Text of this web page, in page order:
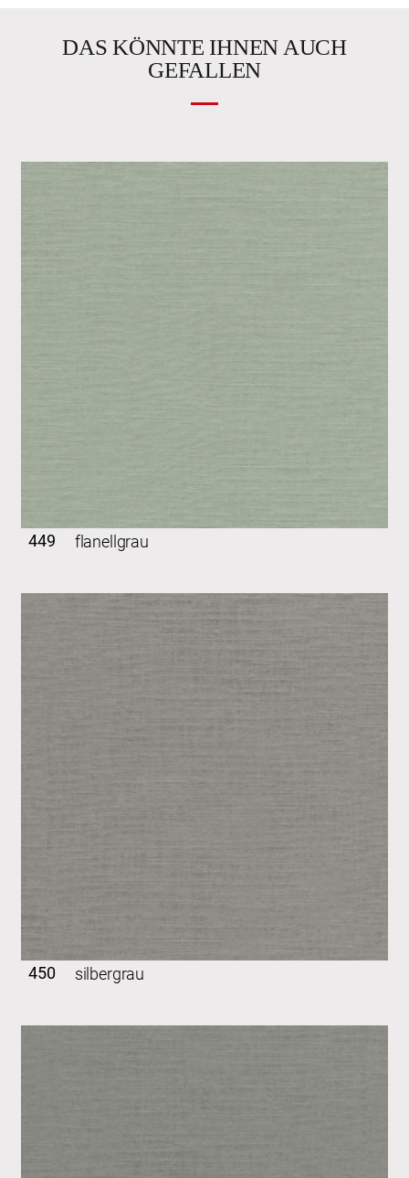
DAS KÖNNTE IHNEN AUCH
GEFALLEN
449 flanellgrau
450 silbergrau